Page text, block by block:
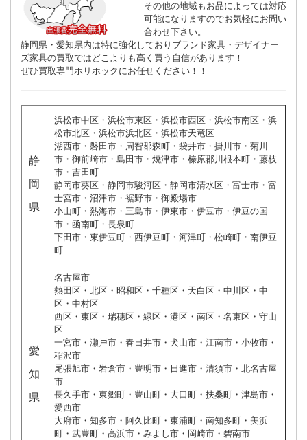
その他の地域もお品によっては対応
可能になりますのでお気軽にお問い
合わせ下さい。
静岡県・愛知県内は特に強化しておりブランド家具・デザイナー
ズ家具の買取ではどこよりも高く買う自信があります！
ぜひ買取専門ホリホックにお任せください！！
静
岡
県
浜松市中区・浜松市東区・浜松市西区・浜松市南区・浜
松市北区・浜松市浜北区・浜松市天竜区
湖西市・磐田市・周智郡森町・袋井市・掛川市・菊川
市・御前崎市・島田市・焼津市・榛原郡川根本町・藤枝
市・吉田町
静岡市葵区・静岡市駿河区・静岡市清水区・富士市・富
士宮市・沼津市・裾野市・御殿場市
小山町・熱海市・三島市・伊東市・伊豆市・伊豆の国
市・函南町・長泉町
下田市・東伊豆町・西伊豆町・河津町・松崎町・南伊豆
町
愛
知
県
名古屋市
熱田区・北区・昭和区・千種区・天白区・中川区・中
区・中村区
西区・東区・瑞穂区・緑区・港区・南区・名東区・守山
区
一宮市・瀬戸市・春日井市・犬山市・江南市・小牧市・
稲沢市
尾張旭市・岩倉市・豊明市・日進市・清須市・北名古屋
市
長久手市・東郷町・豊山町・大口町・扶桑町・津島市・
愛西市
大府市・知多市・阿久比町・東浦町・南知多町・美浜
町・武豊町・高浜市・みよし市・岡崎市・碧南市